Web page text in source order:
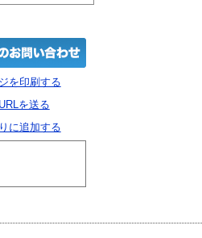
を印刷する
を送る
に追加する